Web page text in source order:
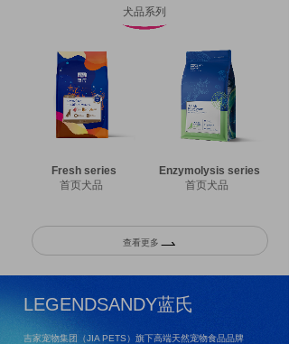
犬品系列
Fresh series
首页犬品
Enzymolysis series
首页犬品
查看更多
LEGENDSANDY蓝氏
吉家宠物集团 （JIA PETS） 旗下高端天然宠物食品品牌